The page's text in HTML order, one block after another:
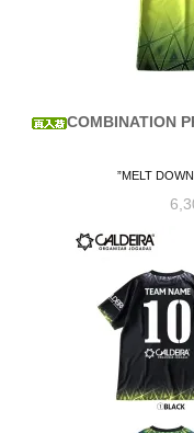
COMBINATION
”MELT